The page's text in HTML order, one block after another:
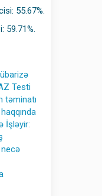
55.67%.
59.71%.
Testi
təminatı
İşləyir:
necə